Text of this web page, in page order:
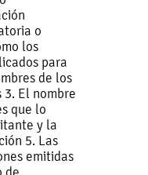
o
los
para
de los
El nombre
que lo
y la
5. Las
emitidas
de